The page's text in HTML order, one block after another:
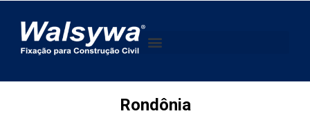
Rondônia